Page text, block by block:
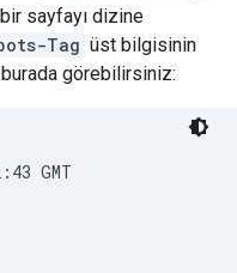
sayfayı dizine
Tag üst bilgisinin
burada görebilirsiniz: